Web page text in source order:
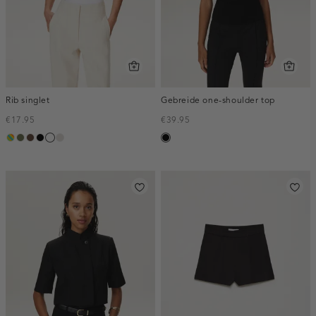
Rib singlet
€17.95
meerkleurig
groen,
donkerbruin
zwart
wit
Gebreide one-shoulder top
€39.95
zwart